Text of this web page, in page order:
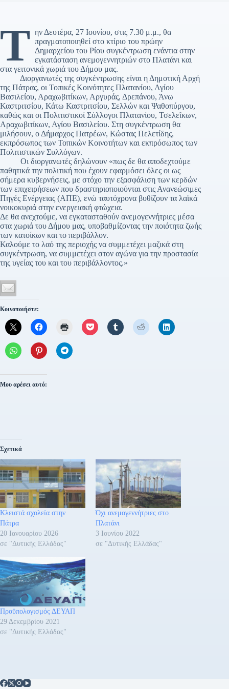
Τ ην Δευτέρα, 27 Ιουνίου, στις 7.30 μ.μ., θα
πραγματοποιηθεί στο κτίριο του πρώην
Δημαρχείου του Ρίου συγκέντρωση ενάντια στην
εγκατάσταση ανεμογεννητριών στο Πλατάνι και
στα γειτονικά χωριά του Δήμου μας.
Διοργανωτές της συγκέντρωσης είναι η Δημοτική Αρχή
της Πάτρας, οι Τοπικές Κοινότητες Πλατανίου, Αγίου
Βασιλείου, Αραχωβιτίκων, Αργυράς, Δρεπάνου, Άνω
Καστριτσίου, Κάτω Καστριτσίου, Σελλών και Ψαθοπύργου,
καθώς και οι Πολιτιστικοί Σύλλογοι Πλατανίου, Τσελεΐκων,
Αραχωβιτίκων, Αγίου Βασιλείου. Στη συγκέντρωση θα
μιλήσουν, ο Δήμαρχος Πατρέων, Κώστας Πελετίδης,
εκπρόσωπος των Τοπικών Κοινοτήτων και εκπρόσωπος των
Πολιτιστικών Συλλόγων.
Οι διοργανωτές δηλώνουν «πως δε θα αποδεχτούμε
παθητικά την πολιτική που έχουν εφαρμόσει όλες οι ως
σήμερα κυβερνήσεις, με στόχο την εξασφάλιση των κερδών
των επιχειρήσεων που δραστηριοποιούνται στις Ανανεώσιμες
Πηγές Ενέργειας (ΑΠΕ), ενώ ταυτόχρονα βυθίζουν τα λαϊκά
νοικοκυριά στην ενεργειακή φτώχεια.
Δε θα ανεχτούμε, να εγκατασταθούν ανεμογεννήτριες μέσα
στα χωριά του Δήμου μας, υποβαθμίζοντας την ποιότητα ζωής
των κατοίκων και το περιβάλλον.
Καλούμε το λαό της περιοχής να συμμετέχει μαζικά στη
συγκέντρωση, να συμμετέχει στον αγώνα για την προστασία
της υγείας του και του περιβάλλοντος.»
Κοινοποιήστε:
Μου αρέσει αυτό:
Σχετικά
Κλειστά σχολεία στην
Πάτρα
20 Ιανουαρίου 2026
σε "Δυτικής Ελλάδας"
Όχι ανεμογεννήτριες στο
Πλατάνι
3 Ιουνίου 2022
σε "Δυτικής Ελλάδας"
Προϋπολογισμός ΔΕΥΑΠ
29 Δεκεμβρίου 2021
σε "Δυτικής Ελλάδας"